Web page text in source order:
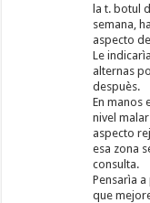
la t. botul
semana,
aspecto
Le
alternas
despuès.
En manos
nivel
aspecto
esa zona
consulta.
Pensarìa
que